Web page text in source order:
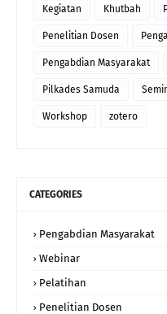
Kegiatan Khutbah
Penelitian Dosen
Pengabdian Masyarakat
Pilkades Samuda
Workshop zotero
CATEGORIES
Pengabdian Masyarakat
Webinar
Pelatihan
Penelitian Dosen